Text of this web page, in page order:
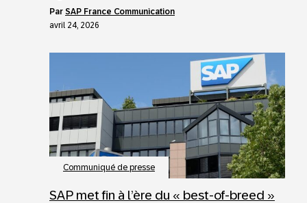
par SAP France Communication
avril 24, 2026
Communiqué de presse
SAP met fin à l’ère du « best-of-breed »